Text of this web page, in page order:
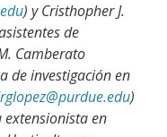
) y Cristhopher J.
de
Camberato
de investigación en
rglopez@purdue.edu)
extensionista en